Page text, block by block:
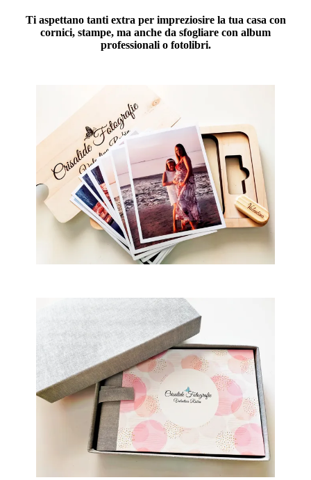
Ti aspettano tanti extra per impreziosire la tua casa con
cornici, stampe, ma anche da sfogliare con album
professionali o fotolibri.